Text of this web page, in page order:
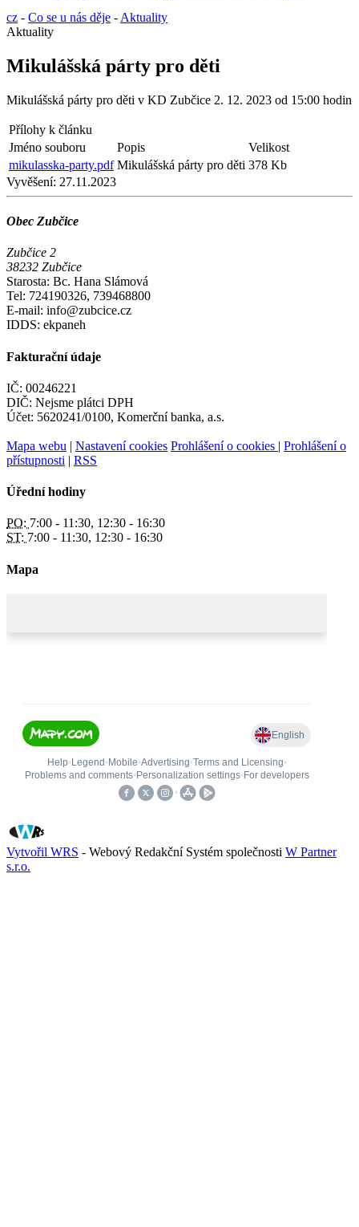
cz - Co se u nás děje - Aktuality
Aktuality
Mikulášská párty pro děti
Mikulášská párty pro děti v KD Zubčice 2. 12. 2023 od 15:00 hodin
Přílohy k článku
Jméno souboru
Popis
Velikost
mikulasska-party.pdf Mikulášská párty pro děti 378 Kb
Vyvěšení: 27.11.2023
Obec Zubčice
Zubčice 2
38232 Zubčice
Starosta: Bc. Hana Slámová
Tel: 724190326, 739468800
E-mail: info@zubcice.cz
IDDS: ekpaneh
Fakturační údaje
IČ: 00246221
DIČ: Nejsme plátci DPH
Účet: 5620241/0100, Komerční banka, a.s.
Mapa webu | Nastavení cookies Prohlášení o cookies | Prohlášení o
přístupnosti | RSS
Úřední hodiny
PO: 7:00 - 11:30, 12:30 - 16:30
ST: 7:00 - 11:30, 12:30 - 16:30
Mapa
Vytvořil WRS - Webový Redakční Systém společnosti W Partner
s.r.o.